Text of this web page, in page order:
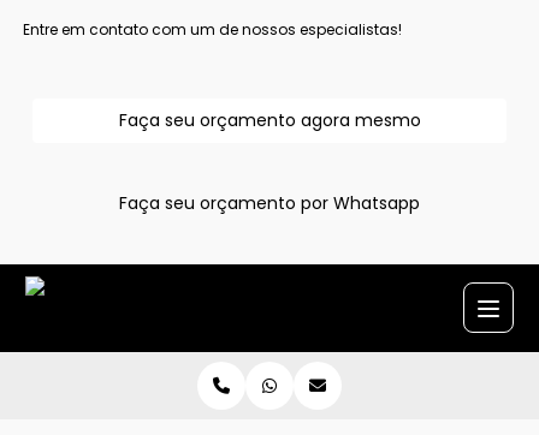
Entre em contato com um de nossos especialistas!
Faça seu orçamento agora mesmo
Faça seu orçamento por Whatsapp